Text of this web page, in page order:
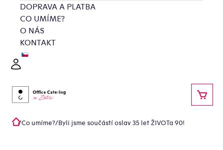
obsah
DOPRAVA A PLATBA
CO UMÍME?
O NÁS
KONTAKT
Domů
/Co umíme?/Byli jsme součástí oslav 35 let ŽIVOTa 90!